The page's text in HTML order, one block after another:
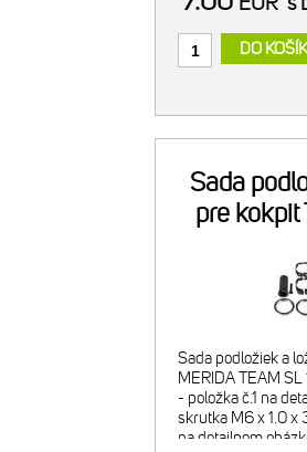
DO
Sada
pre kokpit
Sada podložiek a
MERIDA TEAM
- položka č.1 na
skrutka M6 x 1.0 x
na detailnom